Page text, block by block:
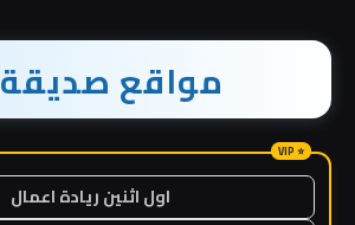
مواقع صديقة
اول اثنين ريادة اعمال